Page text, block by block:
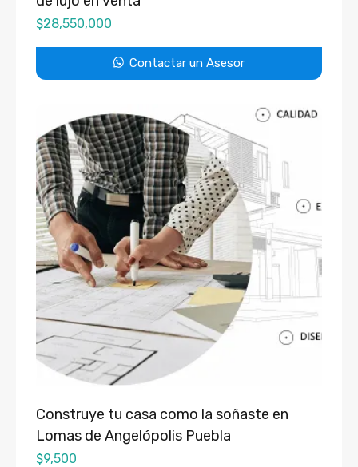
$28,550,000
Contactar un Asesor
Construye tu casa como la soñaste en
Lomas de Angelópolis Puebla
$9,500